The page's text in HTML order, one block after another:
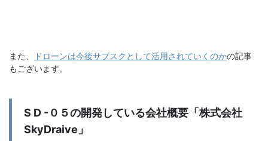
また、 ドローンは今後サブスクとして活用されていくのかの記事
もございます。
S D -０５の開発している会社概要「株式会社
SkyDraive」